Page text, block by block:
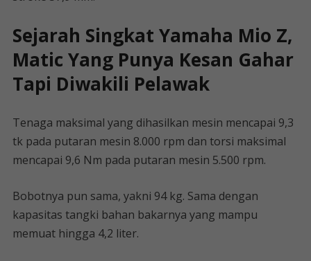
Sejarah Singkat Yamaha Mio Z,
Matic Yang Punya Kesan Gahar
Tapi Diwakili Pelawak
Tenaga maksimal yang dihasilkan mesin mencapai 9,3
tk pada putaran mesin 8.000 rpm dan torsi maksimal
mencapai 9,6 Nm pada putaran mesin 5.500 rpm.
Bobotnya pun sama, yakni 94 kg. Sama dengan
kapasitas tangki bahan bakarnya yang mampu
memuat hingga 4,2 liter.